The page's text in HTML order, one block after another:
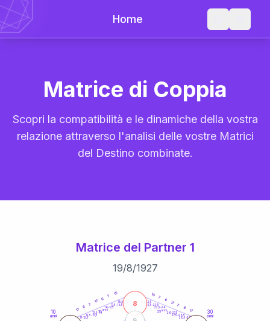
Home
Matrice di Coppia
Scopri la compatibilità e le dinamiche della vostra
relazione attraverso l'analisi delle vostre Matrici
del Destino combinate.
Matrice del Partner 1
19/8/1927
10
anni
30
anni
11-12,5
12,5-13,5
13,5-14
16-17,5
17,5-18,5
18,5-19
21-22,5
22,5-23,5
23,5-24
26-27,5
27,5-28,5
28,5-29
17
8
7
17
6
7
15 15
7
6
17
7
8
17
8
15 anni 25anni